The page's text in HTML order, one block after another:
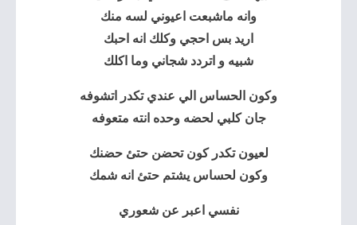
وانه ماشبعت اعيوني لسه منك
اريد بس احجي وكلك انه احبك
شبيه و اتردد شجاني وما اكلك
وكون الحساس الي عندي تكدر اتشوفه
جان كلبي لحضه وحده انته متعوفه
لعيون تكدر كون تحضن حتئ حضنك
وكون لحساس يشتم حتئ انه شمك
نفسي اعبر عن شعوري